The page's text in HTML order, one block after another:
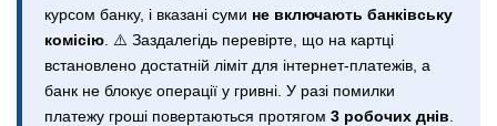
курсом банку, і вказані суми не включають банківську
комісію . ⚠️ Заздалегідь перевірте, що на картці
встановлено достатній ліміт для інтернет-платежів, а
банк не блокує операції у гривні. У разі помилки
платежу гроші повертаються протягом 3 робочих днів